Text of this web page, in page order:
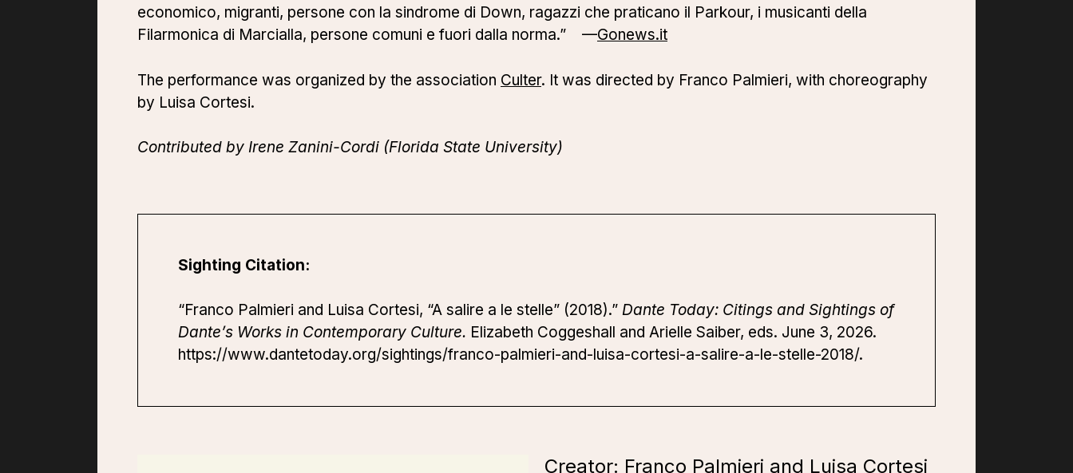
economico, migranti, persone con la sindrome di Down, ragazzi che praticano il Parkour, i musicanti della
Filarmonica di Marcialla, persone comuni e fuori dalla norma.” —Gonews.it
The performance was organized by the association Culter. It was directed by Franco Palmieri, with choreography
by Luisa Cortesi.
Contributed by Irene Zanini-Cordi (Florida State University)
Sighting Citation:
“Franco Palmieri and Luisa Cortesi, “A salire a le stelle” (2018).” Dante Today: Citings and Sightings of
Dante’s Works in Contemporary Culture. Elizabeth Coggeshall and Arielle Saiber, eds. June 3, 2026.
https://www.dantetoday.org/sightings/franco-palmieri-and-luisa-cortesi-a-salire-a-le-stelle-2018/.
Creator: Franco Palmieri and Luisa Cortesi